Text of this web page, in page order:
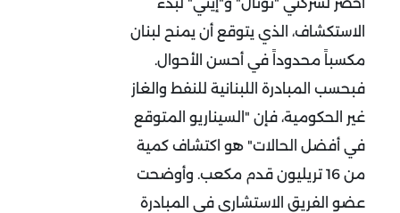
أخضر لشركتي "توتال" و"إيني" لبدء
الاستكشاف، الذي يتوقع أن يمنح لبنان
مكسباً محدوداً في أحسن الأحوال.
فبحسب المبادرة اللبنانية للنفط والغاز
غير الحكومية، فإن "السيناريو المتوقع
في أفضل الحالات" هو اكتشاف كمية
من 16 تريليون قدم مكعب. وأوضحت
عضو الفريق الاستشاري في المبادرة